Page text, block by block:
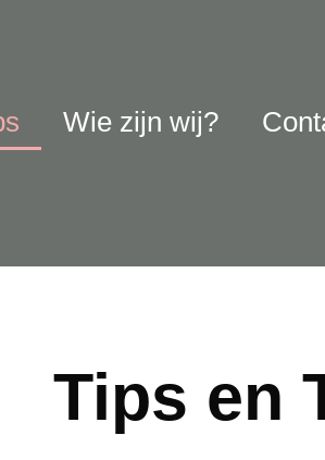
Wie zijn wij?
Tips en